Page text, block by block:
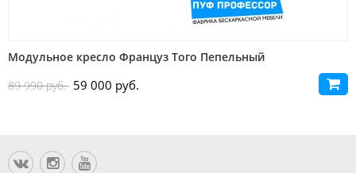
Модульное кресло Француз Того Пепельный
89 990 руб. 59 000 руб.